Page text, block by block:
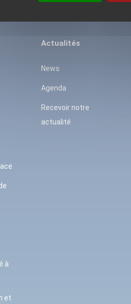
à
et
Actualités
News
Agenda
Recevoir notre
actualité